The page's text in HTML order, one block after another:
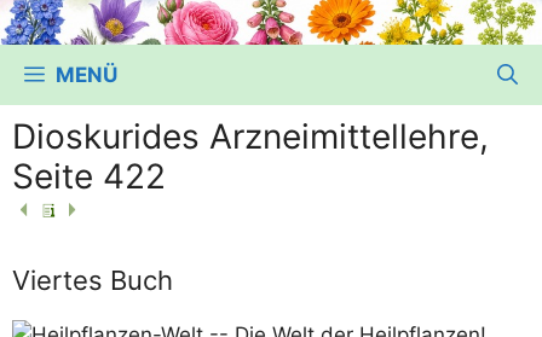
MENÜ
Dioskurides Arzneimittellehre,
Seite 422
Viertes Buch